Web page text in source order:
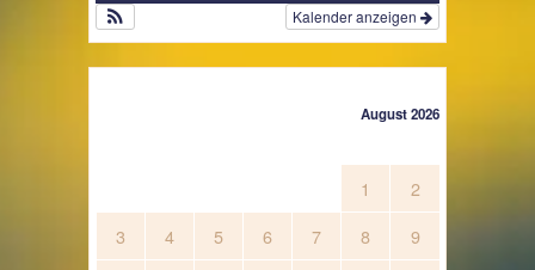
Kalender anzeigen
August 2026
1
2
3
4 5 6 7 8
9